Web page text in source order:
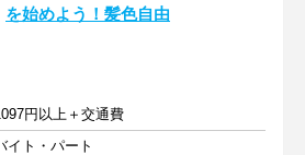
を始めよう！髪色自由
円以上＋交通費
イト・パート